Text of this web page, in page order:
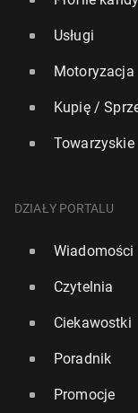
Usługi
Motoryzacja
Kupię /
Towarzyskie
DZIAŁY PORTALU
Wiadomości
Czytelnia
Ciekawostki
Poradnik
Promocje